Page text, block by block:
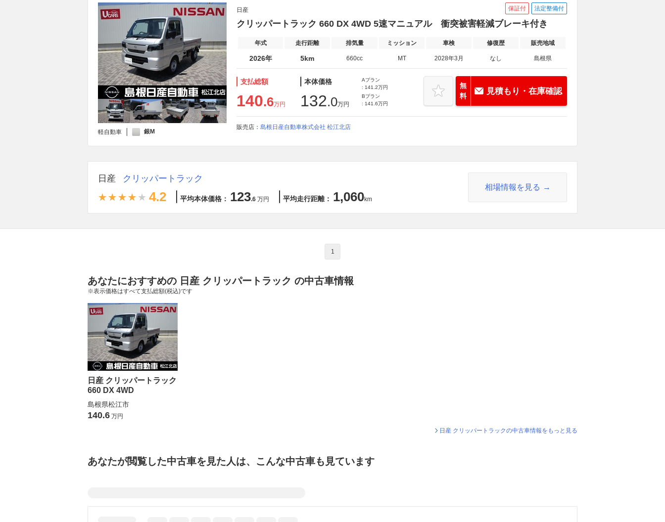
軽自動車 銀M
日産 保証付 法定整備付
クリッパートラック 660 DX 4WD 5速マニュアル 衝突被害軽減ブレーキ付き
年式 走行距離 排気量 ミッション 車検 修復歴 販売地域
2026年 5km 660cc MT 2028年3月 なし 島根県
支払総額
140.6万円
本体価格
132.0万円
Aプラン
: 141.2万円
Bプラン
: 141.6万円
無
料
見積もり・在庫確認
販売店： 島根日産自動車株式会社 松江北店
日産 クリッパートラック
4.2 平均本体価格： 123.6 万円 平均走行距離： 1,060km
相場情報を見る
1
あなたにおすすめの 日産 クリッパートラック の中古車情報
※表示価格はすべて支払総額(税込)です
日産 クリッパートラック
660 DX 4WD
島根県松江市
140.6 万円
日産 クリッパートラックの中古車情報をもっと見る
あなたが閲覧した中古車を見た人は、こんな中古車も見ています